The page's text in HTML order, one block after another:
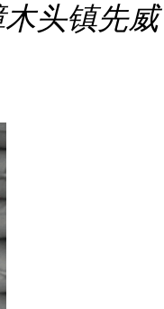
头镇先威